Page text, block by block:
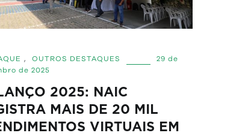
, OUTROS DESTAQUES
29 de
de 2025
2025: NAIC
MAIS DE 20 MIL
VIRTUAIS EM